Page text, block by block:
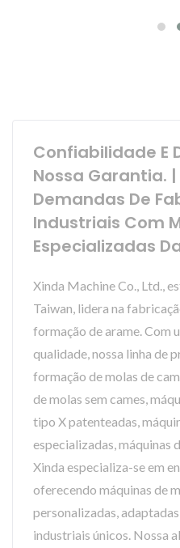
Confiabilidade E
Nossa Garantia.
Demandas De
Industriais Com
Especializadas
Xinda Machine Co., Ltd.,
Taiwan, lidera na
formação de arame. Com
qualidade, nossa linha de
formação de molas de
de molas sem cames,
tipo X patenteadas,
especializadas, máquinas
Xinda especializa-se em
oferecendo máquinas de
personalizadas,
industriais únicos. Nossa